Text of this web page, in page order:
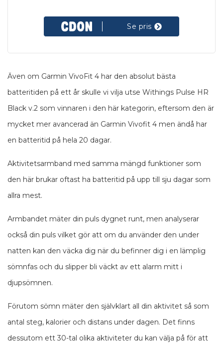
Även om Garmin VivoFit 4 har den absolut bästa
batteritiden på ett år skulle vi vilja utse Withings Pulse HR
Black v.2 som vinnaren i den här kategorin, eftersom den är
mycket mer avancerad än Garmin Vivofit 4 men ändå har
en batteritid på hela 20 dagar.
Aktivitetsarmband med samma mängd funktioner som
den här brukar oftast ha batteritid på upp till sju dagar som
allra mest.
Armbandet mäter din puls dygnet runt, men analyserar
också din puls vilket gör att om du använder den under
natten kan den väcka dig när du befinner dig i en lämplig
sömnfas och du slipper bli väckt av ett alarm mitt i
djupsömnen.
Förutom sömn mäter den självklart all din aktivitet så som
antal steg, kalorier och distans under dagen. Det finns
dessutom ett 30-tal olika aktiviteter du kan välja på för att
Se pris